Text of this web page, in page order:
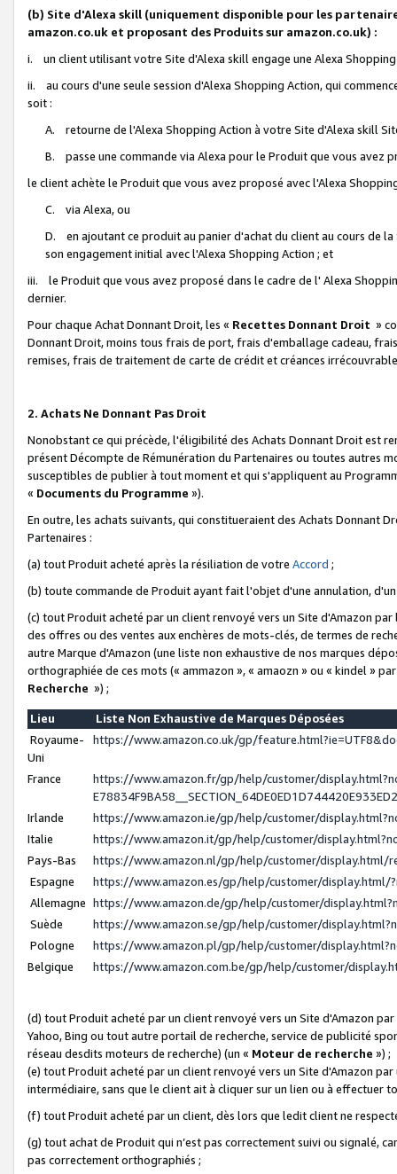
(b) Site d'Alexa skill (uniquement disponible pour les
amazon.co.uk et proposant des Produits sur amazon.co.uk) :
i. un client utilisant votre Site d'Alexa skill engage une Alexa
ii. au cours d'une seule session d'Alexa Shopping Action, qui
soit :
A. retourne de l'Alexa Shopping Action à votre Site d'Alexa skill
B. passe une commande via Alexa pour le Produit que vous avez
le client achète le Produit que vous avez proposé avec l'Alexa
C. via Alexa, ou
D. en ajoutant ce produit au panier d'achat du client au cours de
son engagement initial avec l'Alexa Shopping Action ; et
iii. le Produit que vous avez proposé dans le cadre de l' Alexa
dernier.
Pour chaque Achat Donnant Droit, les « Recettes Donnant Droit »
Donnant Droit, moins tous frais de port, frais d'emballage cadeau,
remises, frais de traitement de carte de crédit et créances
2. Achats Ne Donnant Pas Droit
Nonobstant ce qui précède, l'éligibilité des Achats Donnant Droit est
présent Décompte de Rémunération du Partenaires ou toutes autres
susceptibles de publier à tout moment et qui s'appliquent au
« Documents du Programme »).
En outre, les achats suivants, qui constitueraient des Achats Donnant
Partenaires :
(a) tout Produit acheté après la résiliation de votre Accord ;
(b) toute commande de Produit ayant fait l'objet d'une annulation,
(c) tout Produit acheté par un client renvoyé vers un Site d'Amazon
des offres ou des ventes aux enchères de mots-clés, de termes de
autre Marque d'Amazon (une liste non exhaustive de nos marques
orthographiée de ces mots (« ammazon », « amaozn » ou « kindel »
Recherche ») ;
Lieu
Liste Non Exhaustive de Marques Déposées
Royaume-
Uni
https://www.amazon.co.uk/gp/
France
https://www.amazon.fr/gp/help/customer/
Irlande
https://www.amazon.ie/gp/help/customer/
Italie
https://www.amazon.it/gp/help/customer/
Pays-Bas
https://www.amazon.nl/gp/help/customer/display.html/
Espagne
https://www.amazon.es/gp/help/customer/display.html/
Allemagne https://www.amazon.de/gp/help/customer/
Suède
https://www.amazon.se/gp/help/customer/
Pologne
https://www.amazon.pl/gp/help/customer/
Belgique
https://www.amazon.com.be/gp/help/customer/
(d) tout Produit acheté par un client renvoyé vers un Site d'Amazon
Yahoo, Bing ou tout autre portail de recherche, service de publicité
réseau desdits moteurs de recherche) (un « Moteur de recherche ») ;
(e) tout Produit acheté par un client renvoyé vers un Site d'Amazon
intermédiaire, sans que le client ait à cliquer sur un lien ou à
(f) tout Produit acheté par un client, dès lors que ledit client ne
(g) tout achat de Produit qui n’est pas correctement suivi ou signalé,
pas correctement orthographiés ;